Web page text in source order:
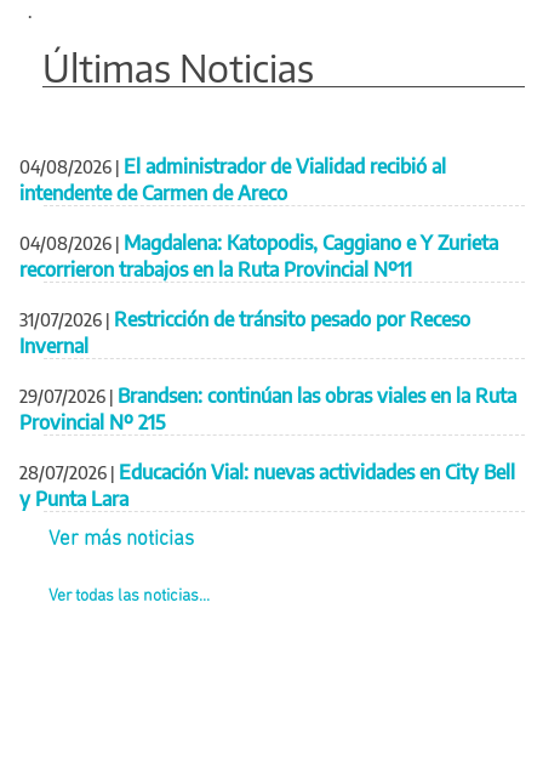
.
Últimas Noticias
04/08/2026 | El administrador de Vialidad recibió al
intendente de Carmen de Areco
04/08/2026 | Magdalena: Katopodis, Caggiano e Y Zurieta
recorrieron trabajos en la Ruta Provincial Nº11
31/07/2026 | Restricción de tránsito pesado por Receso
Invernal
29/07/2026 | Brandsen: continúan las obras viales en la Ruta
Provincial Nº 215
28/07/2026 | Educación Vial: nuevas actividades en City Bell
y Punta Lara
Ver más noticias
Ver todas las noticias...